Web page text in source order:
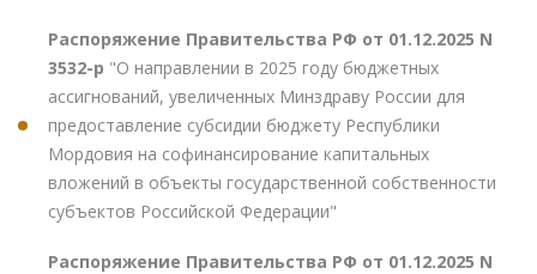
Распоряжение Правительства РФ от 01.12.2025 N
3532-р "О направлении в 2025 году бюджетных
ассигнований, увеличенных Минздраву России для
предоставление субсидии бюджету Республики
Мордовия на софинансирование капитальных
вложений в объекты государственной собственности
субъектов Российской Федерации"
Распоряжение Правительства РФ от 01.12.2025 N